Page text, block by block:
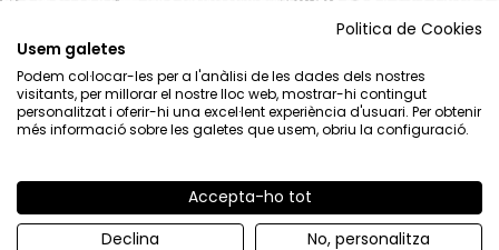
Aviso Legal Política de privacidad | Política de cookies
Politica de Cookies
Usem galetes
Podem col·locar-les per a l'anàlisi de les dades dels nostres
visitants, per millorar el nostre lloc web, mostrar-hi contingut
personalitzat i oferir-hi una excel·lent experiència d'usuari. Per obtenir
més informació sobre les galetes que usem, obriu la configuració.
Accepta-ho tot
Declina
No, personalitza